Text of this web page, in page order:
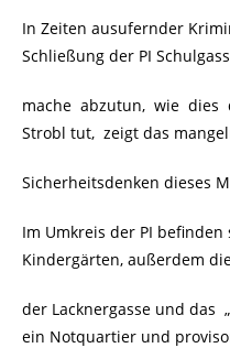
In Zeiten ausufernder
Schließung der PI
mache abzutun, wie dies
Strobl tut, zeigt das
Sicherheitsdenken dieses
Im Umkreis der PI befinden
Kindergärten, außerdem
der Lacknergasse und das
ein Notquartier und